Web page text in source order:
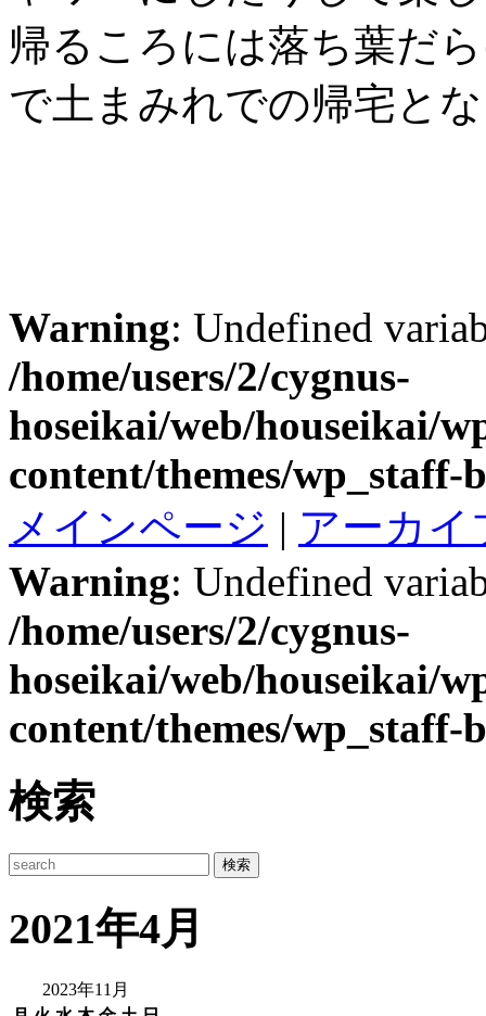
帰るころには落ち葉だ
で土まみれでの帰宅と
Warning: Undefined
/home/users/2/cygnus-
hoseikai/web/houseikai/
content/themes/wp_staff-
メインページ | アーカイ
Warning: Undefined
/home/users/2/cygnus-
hoseikai/web/houseikai/
content/themes/wp_staff-
検索
2021年4月
2023年11月